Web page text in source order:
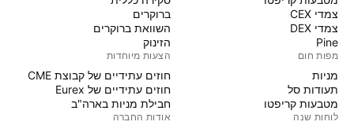
צמדי CEX
צמדי DEX
Pine
מפות חום
מניות‏
תעודות סל
מטבעות קריפטו
לוחות שנה
ברוקרים
השוואת ברוקרים
הזינוק
הצעות מיוחדות
חוזים עתידיים של קבוצת CME
חוזים עתידיים של Eurex
חבילת מניות בארה"ב
אודות החברה